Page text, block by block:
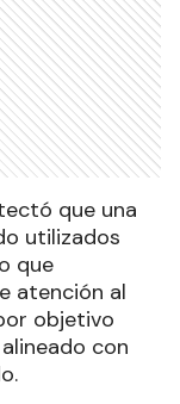
que una
utilizados
que
atención al
objetivo
con